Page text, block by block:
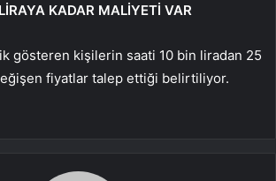
KADAR MALİYETİ VAR
gösteren kişilerin saati 10 bin liradan 25
fiyatlar talep ettiği belirtiliyor.